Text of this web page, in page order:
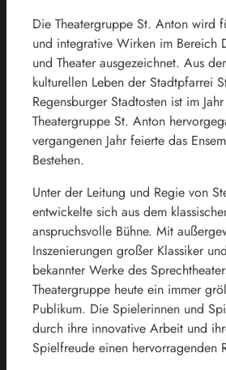
Die Theatergruppe St. Anton wird
und integrative Wirken im Bereich
und Theater ausgezeichnet. Aus
kulturellen Leben der Stadtpfarrei
Regensburger Stadtosten ist im
Theatergruppe St. Anton
vergangenen Jahr feierte das
Bestehen.
Unter der Leitung und Regie von
entwickelte sich aus dem
anspruchsvolle Bühne. Mit
Inszenierungen großer Klassiker
bekannter Werke des
Theatergruppe heute ein immer
Publikum. Die Spielerinnen und
durch ihre innovative Arbeit und
Spielfreude einen hervorragenden